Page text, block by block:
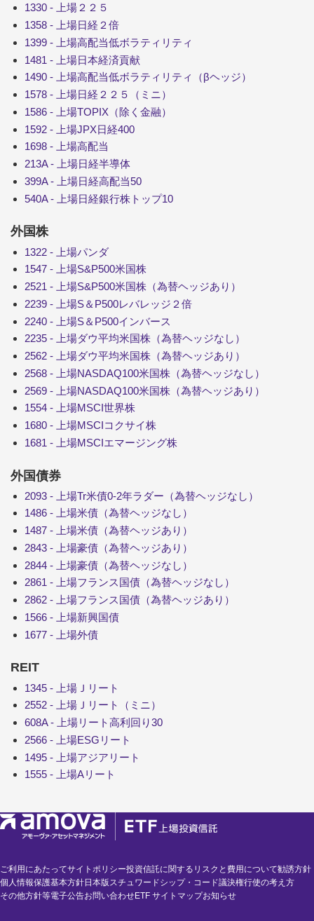
1330 - 上場２２５
1358 - 上場日経２倍
1399 - 上場高配当低ボラティリティ
1481 - 上場日本経済貢献
1490 - 上場高配当低ボラティリティ（βヘッジ）
1578 - 上場日経２２５（ミニ）
1586 - 上場TOPIX（除く金融）
1592 - 上場JPX日経400
1698 - 上場高配当
213A - 上場日経半導体
399A - 上場日経高配当50
540A - 上場日経銀行株トップ10
外国株
1322 - 上場パンダ
1547 - 上場S&P500米国株
2521 - 上場S&P500米国株（為替ヘッジあり）
2239 - 上場S＆P500レバレッジ２倍
2240 - 上場S＆P500インバース
2235 - 上場ダウ平均米国株（為替ヘッジなし）
2562 - 上場ダウ平均米国株（為替ヘッジあり）
2568 - 上場NASDAQ100米国株（為替ヘッジなし）
2569 - 上場NASDAQ100米国株（為替ヘッジあり）
1554 - 上場MSCI世界株
1680 - 上場MSCIコクサイ株
1681 - 上場MSCIエマージング株
外国債券
2093 - 上場Tr米債0-2年ラダー（為替ヘッジなし）
1486 - 上場米債（為替ヘッジなし）
1487 - 上場米債（為替ヘッジあり）
2843 - 上場豪債（為替ヘッジあり）
2844 - 上場豪債（為替ヘッジなし）
2861 - 上場フランス国債（為替ヘッジなし）
2862 - 上場フランス国債（為替ヘッジあり）
1566 - 上場新興国債
1677 - 上場外債
REIT
1345 - 上場Ｊリート
2552 - 上場Ｊリート（ミニ）
608A - 上場リート高利回り30
2566 - 上場ESGリート
1495 - 上場アジアリート
1555 - 上場Aリート
ご利用にあたってサイトポリシー投資信託に関するリスクと費用について勧誘方針
個人情報保護基本方針日本版スチュワードシップ・コード議決権行使の考え方
その他方針等電子公告お問い合わせETF サイトマップお知らせ